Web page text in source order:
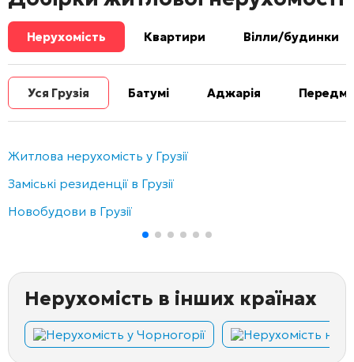
Нерухомість Квартири Вілли/будинки
Уся Грузія Батумі Аджарія
Житлова нерухомість у Грузії
Заміські резиденції в Грузії
Новобудови в Грузії
Нерухомість в інших країнах
Нерухомість у Чорногорії Нерухомість на